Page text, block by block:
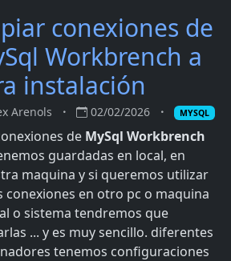
conexiones de
Workbrench a
instalación
Arenols 02/02/2026 MYSQL
de MySql Workbrench
guardadas en local, en
maquina y si queremos utilizar
conexiones en otro pc o maquina
o sistema tendremos que
... y es muy sencillo. diferentes
tenemos configuraciones